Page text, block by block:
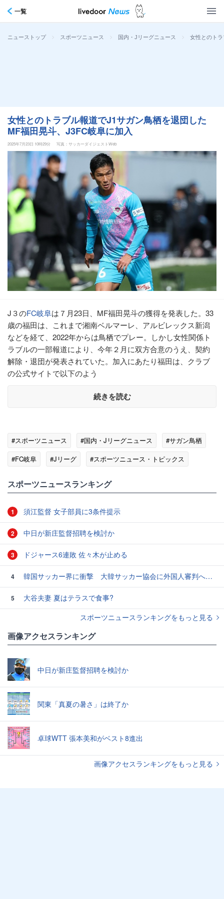
一覧
ニューストップ > スポーツニュース > 国内・Jリーグニュース > 女性とのト
女性とのトラブル報道でJ1サガン鳥栖を退団した
MF福田晃斗、J3FC岐阜に加入
2025年7月23日 10時29分 写真：サッカーダイジェストWeb
J３のFC岐阜は７月23日、MF福田晃斗の獲得を発表した。33
歳の福田は、これまで湘南ベルマーレ、アルビレックス新潟
などを経て、2022年からは鳥栖でプレー。しかし女性関係ト
ラブルの一部報道により、今年２月に双方合意のうえ、契約
解除・退団が発表されていた。加入にあたり福田は、クラブ
の公式サイトで以下のよう
続きを読む
#スポーツニュース #国内・Jリーグニュース
#サガン鳥栖
#FC岐阜
#Jリーグ #スポーツニュース・トピックス
スポーツニュースランキング
1 須江監督 女子部員に3条件提示
2 中日が新庄監督招聘を検討か
3 ドジャース6連敗 佐々木が止める
4 韓国サッカー界に衝撃 大韓サッカー協会に外国人審判への“性的接待”疑惑 韓国メディアが報道
5
大谷夫妻 夏はテラスで食事?
スポーツニュースランキングをもっと見る
画像アクセスランキング
中日が新庄監督招聘を検討か
関東「真夏の暑さ」は終了か
卓球WTT 張本美和がベスト8進出
画像アクセスランキングをもっと見る